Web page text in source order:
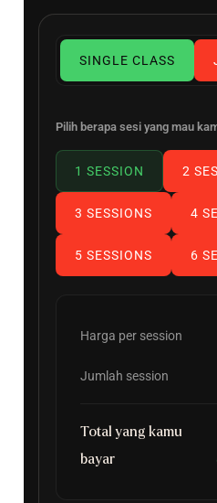
SINGLE CLASS
Pilih berapa sesi yang mau
1 SESSION 2
3 SESSIONS 4
5 SESSIONS 6
Harga per session
Jumlah session
Total yang kamu
bayar